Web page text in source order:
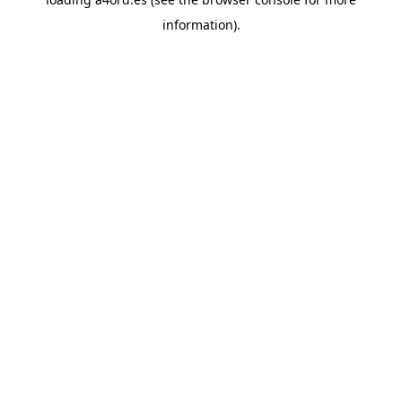
information).